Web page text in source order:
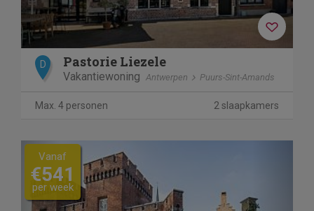
D Pastorie Liezele
Vakantiewoning Antwerpen Puurs-Sint-Amands
Max. 4 personen 2 slaapkamers
Previous
Vanaf
€541
per week